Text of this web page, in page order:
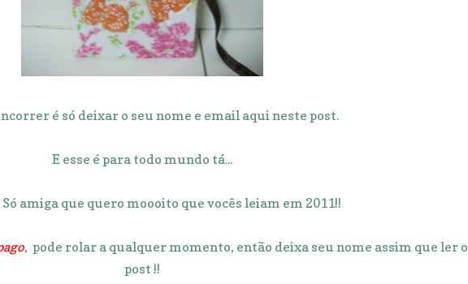
é só deixar o seu nome e email aqui neste post.
E esse é para todo mundo tá...
Só amiga que quero moooito que vocês leiam em 2011!!
, pode rolar a qualquer momento, então deixa seu nome assim que ler o
post !!